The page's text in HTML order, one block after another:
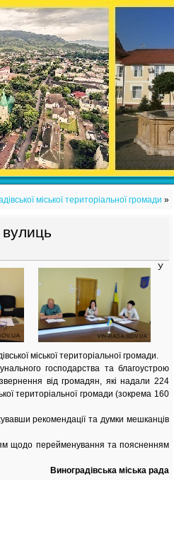
міської територіальної громади »
У
міської територіальної громади.
господарства та благоустрою
від громадян, які надали 224
територіальної громади (зокрема 160
рекомендації та думки мешканців
щодо перейменування та поясненням
Виноградівська міська рада